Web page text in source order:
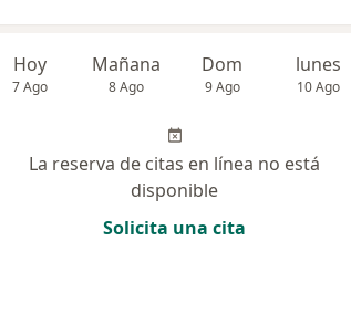
Hoy
7 Ago
Mañana
8 Ago
Dom
9 Ago
lunes
10 Ago
La reserva de citas en línea no está
disponible
Solicita una cita